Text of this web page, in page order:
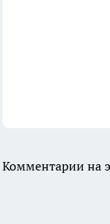
Комментарии на